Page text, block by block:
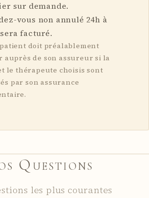
sur demande.
vous non annulé 24h à
facturé.
doit préalablement
auprès de son assureur si la
le thérapeute choisis sont
par son assurance
Questions
les plus courantes